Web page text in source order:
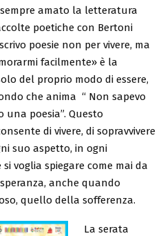
amato la letteratura
poetiche con Bertoni
poesie non per vivere, ma
facilmente» è la
del proprio modo di essere,
che anima “ Non sapevo
una poesia”. Questo
di vivere, di sopravvivere
suo aspetto, in ogni
voglia spiegare come mai da
anche quando
quello della sofferenza.
La serata